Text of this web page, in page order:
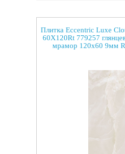
Плитка Eccentric Luxe
60X120Rt 779257
мрамор 120x60 9мм